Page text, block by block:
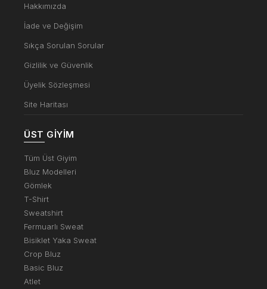
Hakkımızda
İade ve Değişim
Sıkça Sorulan Sorular
Gizlilik ve Güvenlik
Üyelik Sözleşmesi
Site Haritası
ÜST GIYIM
Tüm Üst Giyim
Bluz Modelleri
Gömlek
T-Shirt
Sweatshirt
Fermuarlı Sweat
Bisiklet Yaka Sweat
Crop Bluz
Basic Bluz
Atlet